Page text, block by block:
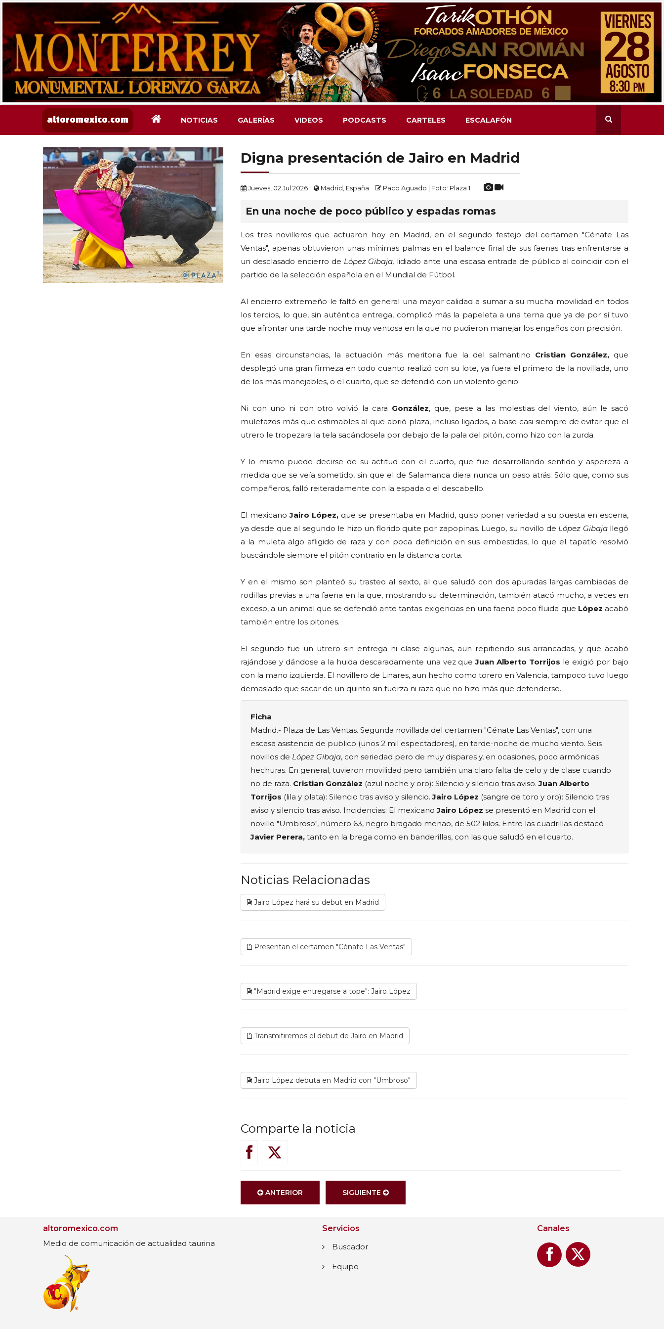
altoromexico.com NOTICIAS GALERÍAS VIDEOS PODCASTS CARTELES ESCALAFÓN
Digna presentación de Jairo en Madrid
Jueves, 02 Jul 2026 Madrid, España Paco Aguado | Foto: Plaza 1
En una noche de poco público y espadas romas
Los tres novilleros que actuaron hoy en Madrid, en el segundo festejo del certamen "Cénate Las
Ventas", apenas obtuvieron unas mínimas palmas en el balance final de sus faenas tras enfrentarse a
un desclasado encierro de López Gibaja, lidiado ante una escasa entrada de público al coincidir con el
partido de la selección española en el Mundial de Fútbol.
Al encierro extremeño le faltó en general una mayor calidad a sumar a su mucha movilidad en todos
los tercios, lo que, sin auténtica entrega, complicó más la papeleta a una terna que ya de por sí tuvo
que afrontar una tarde noche muy ventosa en la que no pudieron manejar los engaños con precisión.
En esas circunstancias, la actuación más meritoria fue la del salmantino Cristian González, que
desplegó una gran firmeza en todo cuanto realizó con su lote, ya fuera el primero de la novillada, uno
de los más manejables, o el cuarto, que se defendió con un violento genio.
Ni con uno ni con otro volvió la cara González, que, pese a las molestias del viento, aún le sacó
muletazos más que estimables al que abrió plaza, incluso ligados, a base casi siempre de evitar que el
utrero le tropezara la tela sacándosela por debajo de la pala del pitón, como hizo con la zurda.
Y lo mismo puede decirse de su actitud con el cuarto, que fue desarrollando sentido y aspereza a
medida que se veía sometido, sin que el de Salamanca diera nunca un paso atrás. Sólo que, como sus
compañeros, falló reiteradamente con la espada o el descabello.
El mexicano Jairo López, que se presentaba en Madrid, quiso poner variedad a su puesta en escena,
ya desde que al segundo le hizo un florido quite por zapopinas. Luego, su novillo de López Gibaja llegó
a la muleta algo afligido de raza y con poca definición en sus embestidas, lo que el tapatío resolvió
buscándole siempre el pitón contrario en la distancia corta.
Y en el mismo son planteó su trasteo al sexto, al que saludó con dos apuradas largas cambiadas de
rodillas previas a una faena en la que, mostrando su determinación, también atacó mucho, a veces en
exceso, a un animal que se defendió ante tantas exigencias en una faena poco fluida que López acabó
también entre los pitones.
El segundo fue un utrero sin entrega ni clase algunas, aun repitiendo sus arrancadas, y que acabó
rajándose y dándose a la huida descaradamente una vez queJuan Alberto Torrijos le exigió por bajo
con la mano izquierda. El novillero de Linares, aun hecho como torero en Valencia, tampoco tuvo luego
demasiado que sacar de un quinto sin fuerza ni raza que no hizo más que defenderse.
Ficha
Madrid.- Plaza de Las Ventas. Segunda novillada del certamen "Cénate Las Ventas", con una
escasa asistencia de publico (unos 2 mil espectadores), en tarde-noche de mucho viento. Seis
novillos de López Gibaja, con seriedad pero de muy dispares y, en ocasiones, poco armónicas
hechuras. En general, tuvieron movilidad pero también una claro falta de celo y de clase cuando
no de raza. Cristian González (azul noche y oro): Silencio y silencio tras aviso.Juan Alberto
Torrijos (lila y plata): Silencio tras aviso y silencio.Jairo López (sangre de toro y oro): Silencio tras
aviso y silencio tras aviso. Incidencias: El mexicanoJairo López se presentó en Madrid con el
novillo "Umbroso", número 63, negro bragado menao, de 502 kilos. Entre las cuadrillas destacó
Javier Perera, tanto en la brega como en banderillas, con las que saludó en el cuarto.
Noticias Relacionadas
Jairo López hará su debut en Madrid
Presentan el certamen "Cénate Las Ventas"
"Madrid exige entregarse a tope": Jairo López
Transmitiremos el debut de Jairo en Madrid
Jairo López debuta en Madrid con "Umbroso"
Comparte la noticia
ANTERIOR SIGUIENTE
altoromexico.com
Medio de comunicación de actualidad taurina
Servicios
Buscador
Equipo
Canales